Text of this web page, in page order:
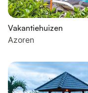
Vakantiehuizen
Azoren